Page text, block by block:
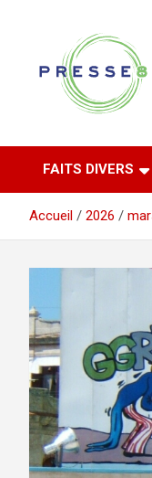
Presse
FAITS DIVERS
Accueil 2026